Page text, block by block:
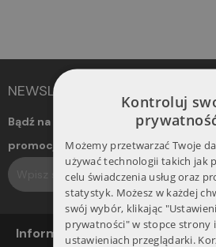
NEWSLETTER
Bądź na bieżąco! Otrzymuj
promocjach. Dołącz do naszego
Informacje
Kontroluj
Możemy przetwarzać Twoje
używać technologii takich jak
celu świadczenia usług oraz
statystyk. Możesz w każdej
swój wybór, klikając
prywatności" w stopce strony
ustawieniach przeglądarki.